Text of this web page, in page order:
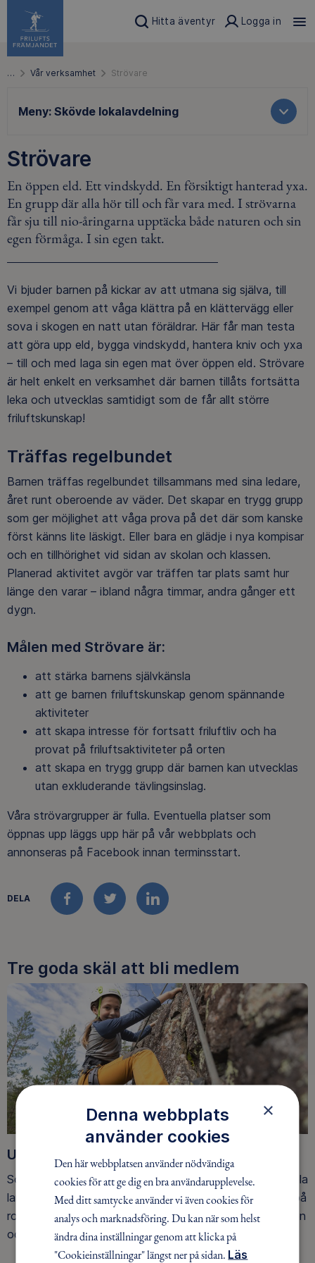
Hitta äventyr Logga in
… Vår verksamhet Strövare
Meny: Skövde lokalavdelning
Strövare
En öppen eld. Ett vindskydd. En försiktigt hanterad yxa.
En grupp där alla hör till och får vara med. I strövarna
får sju till nio-åringarna upptäcka både naturen och sin
egen förmåga. I sin egen takt.
Vi bjuder barnen på kickar av att utmana sig själva, till
exempel genom att våga klättra på en klättervägg eller
sova i skogen en natt utan föräldrar. Här får man testa
att göra upp eld, bygga vindskydd, hantera kniv och yxa
– till och med laga sin egen mat över öppen eld. Strövare
är helt enkelt en verksamhet där barnen tillåts fortsätta
leka och utvecklas samtidigt som de får allt större
friluftskunskap!
Träffas regelbundet
Barnen träffas regelbundet tillsammans med sina ledare,
året runt oberoende av väder. Det skapar en trygg grupp
som ger möjlighet att våga prova på det där som kanske
först känns lite läskigt. Eller bara en glädje i nya kompisar
och en tillhörighet vid sidan av skolan och klassen.
Planerad aktivitet avgör var träffen tar plats samt hur
länge den varar – ibland några timmar, andra gånger ett
dygn.
Målen med Strövare är:
att stärka barnens självkänsla
att ge barnen friluftskunskap genom spännande
aktiviteter
att skapa intresse för fortsatt friluftliv och ha
provat på friluftsaktiviteter på orten
att skapa en trygg grupp där barnen kan utvecklas
utan exkluderande tävlingsinslag.
Våra strövargrupper är fulla. Eventuella platser som
öppnas upp läggs upp här på vår webbplats och
annonseras på Facebook innan terminsstart.
DELA
FACEBOOKTWITTERLINKEDIN
Tre goda skäl att bli medlem
Upptäck nya äventyr
Som medlem har du tillgång till alla våra äventyr, över hela
landet. Våra ideella ledare guidar barn, unga och vuxna på
roliga och trygga äventyr i skogen, på vattnet, snön, isen
och på fjället.
×
Denna webbplats
använder cookies
Den här webbplatsen använder nödvändiga
cookies för att ge dig en bra användarupplevelse.
Med ditt samtycke använder vi även cookies för
analys och marknadsföring. Du kan när som helst
ändra dina inställningar genom att klicka på
"Cookieinställningar" längst ner på sidan. Läs